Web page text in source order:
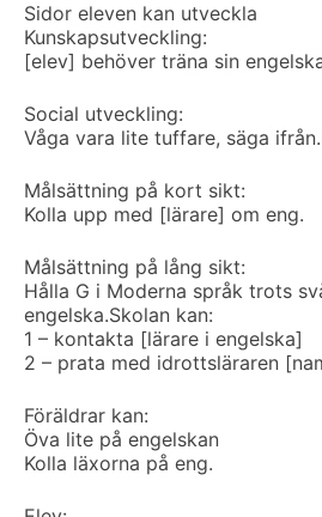
Sidor eleven kan utveckla
Kunskapsutveckling:
[elev] behöver träna sin
Social utveckling:
Våga vara lite tuffare, säga
Målsättning på kort sikt:
Kolla upp med [lärare] om eng.
Målsättning på lång sikt:
Hålla G i Moderna språk trots
engelska.Skolan kan:
1 – kontakta [lärare i engelska]
2 – prata med idrottsläraren
Föräldrar kan:
Öva lite på engelskan
Kolla läxorna på eng.